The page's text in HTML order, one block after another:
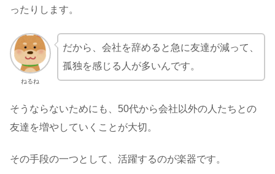
ったりします。
ねるね
だから、会社を辞めると急に友達が減って、
孤独を感じる人が多いんです。
そうならないためにも、50代から会社以外の人たちとの
友達を増やしていくことが大切。
その手段の一つとして、活躍するのが楽器です。